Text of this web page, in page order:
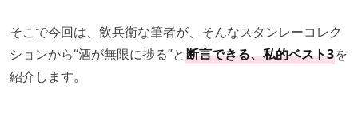
そこで今回は、飲兵衛な筆者が、そんなスタンレーコレク
ションから“酒が無限に捗る”と断言できる、私的ベスト3を
紹介します。